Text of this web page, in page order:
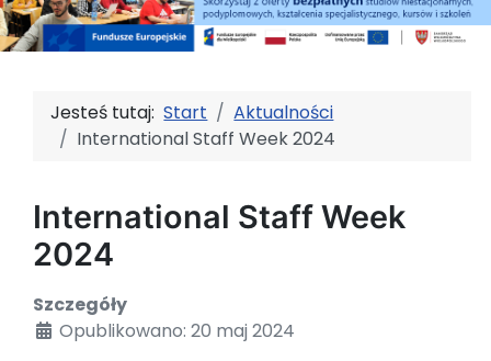
Jesteś tutaj:Start
Aktualności
International Staff Week 2024
International Staff Week
2024
Szczegóły
Opublikowano: 20 maj 2024